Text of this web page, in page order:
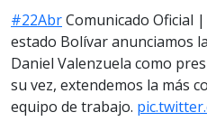
#22AbrComunicado Oficial
estado Bolívar anunciamos
Daniel Valenzuela como
su vez, extendemos la más
equipo de trabajo.